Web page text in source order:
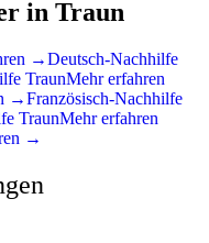
in Traun
→Deutsch-Nachhilfe
TraunMehr erfahren
→Französisch-Nachhilfe
TraunMehr erfahren
→